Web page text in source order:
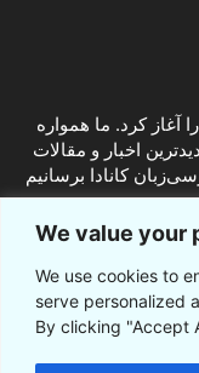
We value your
We use cookies to
serve personalized
By clicking "Accept
فعالیت خود را آغاز کرد. ما همواره
اخبار و مقالات